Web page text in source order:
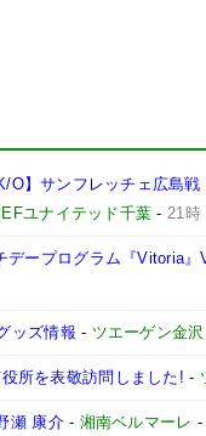
O】サンフレッチェ広島
ユナイテッド千葉 - 21時
デープログラム『Vitoria
ッズ情報 - ツエーゲン金沢
役所を表敬訪問しました! -
瀬 康介- 湘南ベルマーレ